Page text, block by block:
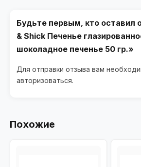
Будьте первым, кто оставил
& Shick Печенье
шоколадное печенье 50 гр.»
Для отправки отзыва вам
авторизоваться.
Похожие